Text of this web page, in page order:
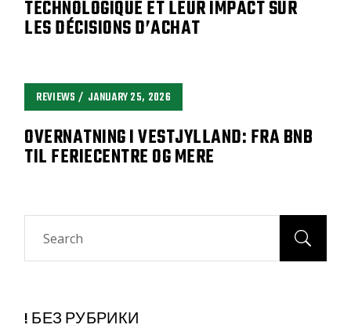
TECHNOLOGIQUE ET LEUR IMPACT SUR
LES DÉCISIONS D’ACHAT
REVIEWS JANUARY 25, 2026
OVERNATNING I VESTJYLLAND: FRA BNB
TIL FERIECENTRE OG MERE
Search
! БЕЗ РУБРИКИ